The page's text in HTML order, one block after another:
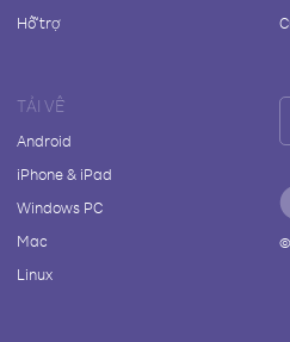
Hỗ trợ
TẢI VỀ
Android
iPhone & iPad
Windows PC
Mac
Linux
©